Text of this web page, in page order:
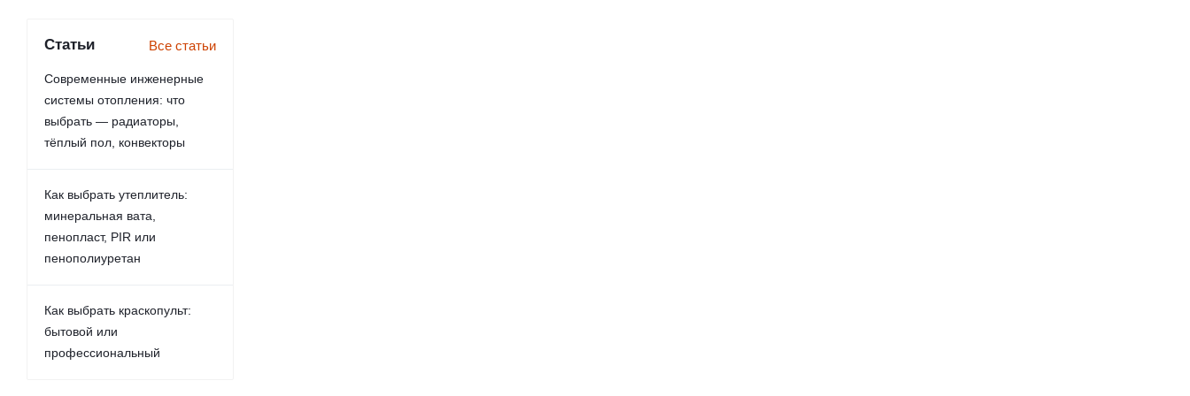
Статьи Все статьи
Современные инженерные
системы отопления: что
выбрать — радиаторы,
тёплый пол, конвекторы
Как выбрать утеплитель:
минеральная вата,
пенопласт, PIR или
пенополиуретан
Как выбрать краскопульт:
бытовой или
профессиональный